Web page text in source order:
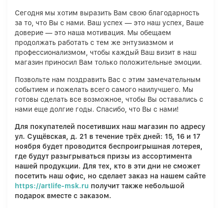
Сегодня мы хотим выразить Вам свою благодарность
за то, что Вы с нами. Ваш успех — это наш успех, Ваше
доверие — это наша мотивация. Мы обещаем
продолжать работать с тем же энтузиазмом и
профессионализмом, чтобы каждый Ваш визит в наш
магазин приносил Вам только положительные эмоции.
Позвольте нам поздравить Вас с этим замечательным
событием и пожелать всего самого наилучшего. Мы
готовы сделать все возможное, чтобы Вы оставались с
нами еще долгие годы. Спасибо, что Вы с нами!
Для покупателей посетивших наш магазин по адресу
ул. Сущёвская, д. 21 в течение трёх дней: 15, 16 и 17
ноября будет проводится беспроигрышная лотерея,
где будут разыгрываться призы из ассортимента
нашей продукции. Для тех, кто в эти дни не сможет
посетить наш офис, но сделает заказ на нашем сайте
https://artlife-msk.ru получит также небольшой
подарок вместе с заказом.